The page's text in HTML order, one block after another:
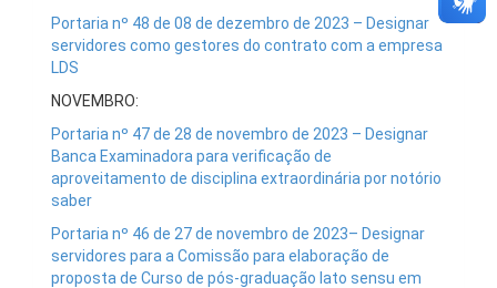
Portaria nº 48 de 08 de dezembro de 2023 – Designar
servidores como gestores do contrato com a empresa
LDS
NOVEMBRO:
Portaria nº 47 de 28 de novembro de 2023 – Designar
Banca Examinadora para verificação de
aproveitamento de disciplina extraordinária por notório
saber
Portaria nº 46 de 27 de novembro de 2023– Designar
servidores para a Comissão para elaboração de
proposta de Curso de pós-graduação lato sensu em